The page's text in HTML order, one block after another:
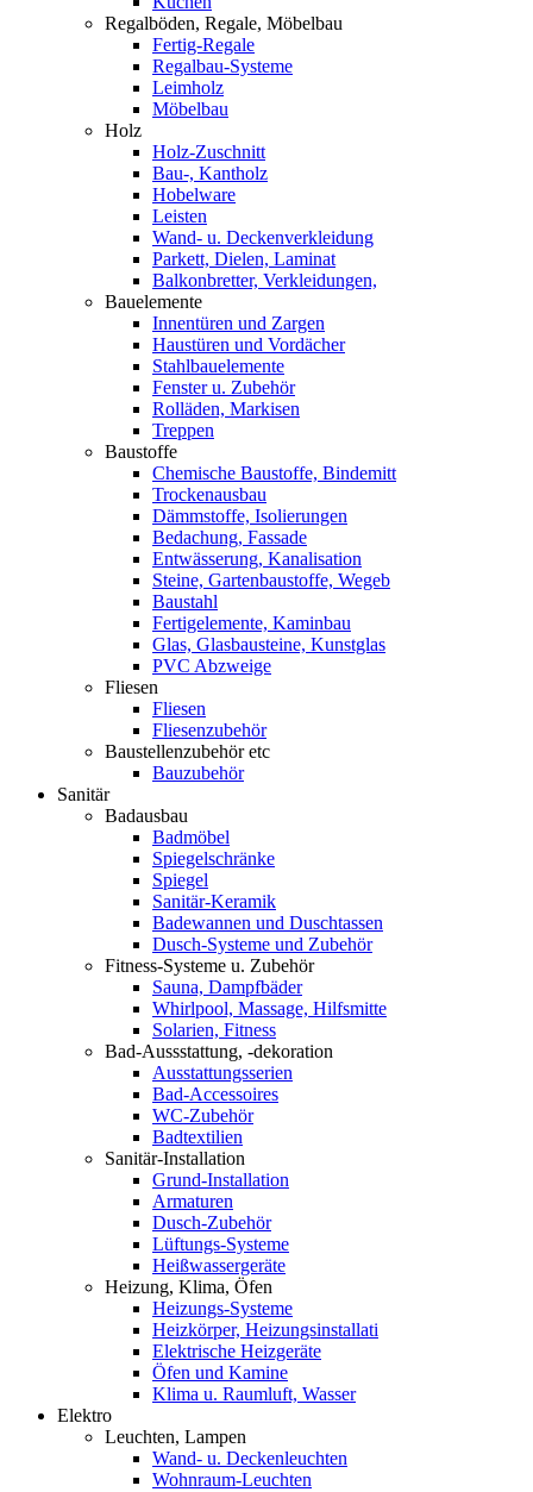
Regalböden, Regale, Möbelbau
Fertig-Regale
Regalbau-Systeme
Leimholz
Möbelbau
Holz
Holz-Zuschnitt
Bau-, Kantholz
Hobelware
Leisten
Wand- u. Deckenverkleidung
Parkett, Dielen, Laminat
Balkonbretter, Verkleidungen,
Bauelemente
Innentüren und Zargen
Haustüren und Vordächer
Stahlbauelemente
Fenster u. Zubehör
Rolläden, Markisen
Treppen
Baustoffe
Chemische Baustoffe, Bindemitt
Trockenausbau
Dämmstoffe, Isolierungen
Bedachung, Fassade
Entwässerung, Kanalisation
Steine, Gartenbaustoffe, Wegeb
Baustahl
Fertigelemente, Kaminbau
Glas, Glasbausteine, Kunstglas
PVC Abzweige
Fliesen
Fliesen
Fliesenzubehör
Baustellenzubehör etc
Bauzubehör
Sanitär
Badausbau
Badmöbel
Spiegelschränke
Spiegel
Sanitär-Keramik
Badewannen und Duschtassen
Dusch-Systeme und Zubehör
Fitness-Systeme u. Zubehör
Sauna, Dampfbäder
Whirlpool, Massage, Hilfsmitte
Solarien, Fitness
Bad-Aussstattung, -dekoration
Ausstattungsserien
Bad-Accessoires
WC-Zubehör
Badtextilien
Sanitär-Installation
Grund-Installation
Armaturen
Dusch-Zubehör
Lüftungs-Systeme
Heißwassergeräte
Heizung, Klima, Öfen
Heizungs-Systeme
Heizkörper, Heizungsinstallati
Elektrische Heizgeräte
Öfen und Kamine
Klima u. Raumluft, Wasser
Elektro
Leuchten, Lampen
Wand- u. Deckenleuchten
Wohnraum-Leuchten